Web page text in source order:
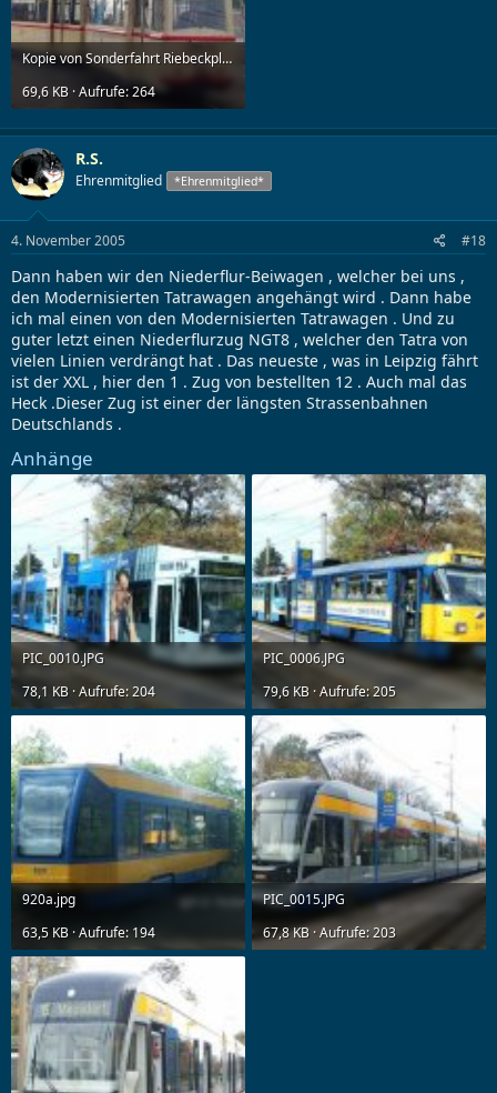
Kopie von Sonderfahrt Riebeckplatz.JPG
69,6 KB · Aufrufe: 264
R.S.
Ehrenmitglied *Ehrenmitglied*
4. November 2005 #18
Dann haben wir den Niederflur-Beiwagen , welcher bei uns ,
den Modernisierten Tatrawagen angehängt wird . Dann habe
ich mal einen von den Modernisierten Tatrawagen . Und zu
guter letzt einen Niederflurzug NGT8 , welcher den Tatra von
vielen Linien verdrängt hat . Das neueste , was in Leipzig fährt
ist der XXL , hier den 1 . Zug von bestellten 12 . Auch mal das
Heck .Dieser Zug ist einer der längsten Strassenbahnen
Deutschlands .
Anhänge
PIC_0010.JPG
78,1 KB · Aufrufe: 204
PIC_0006.JPG
79,6 KB · Aufrufe: 205
920a.jpg
63,5 KB · Aufrufe: 194
PIC_0015.JPG
67,8 KB · Aufrufe: 203